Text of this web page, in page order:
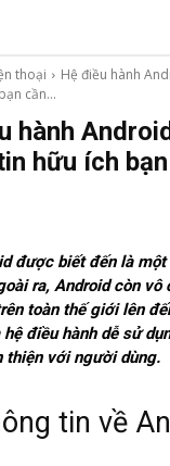
thoại
Hệ điều hành
cần...
hành
hữu ích
được biết đến là
ra, Android còn vô
toàn thế giới lên
điều hành dễ sử
thiện với người dùng.
tin về